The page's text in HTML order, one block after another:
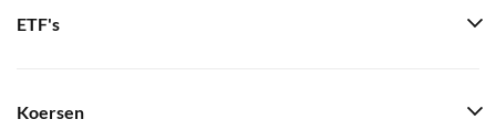
ETF's
Koersen